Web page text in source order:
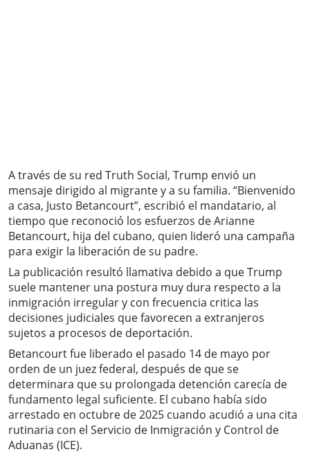
A través de su red Truth Social, Trump envió un
mensaje dirigido al migrante y a su familia. “Bienvenido
a casa, Justo Betancourt”, escribió el mandatario, al
tiempo que reconoció los esfuerzos de Arianne
Betancourt, hija del cubano, quien lideró una campaña
para exigir la liberación de su padre.
La publicación resultó llamativa debido a que Trump
suele mantener una postura muy dura respecto a la
inmigración irregular y con frecuencia critica las
decisiones judiciales que favorecen a extranjeros
sujetos a procesos de deportación.
Betancourt fue liberado el pasado 14 de mayo por
orden de un juez federal, después de que se
determinara que su prolongada detención carecía de
fundamento legal suficiente. El cubano había sido
arrestado en octubre de 2025 cuando acudió a una cita
rutinaria con el Servicio de Inmigración y Control de
Aduanas (ICE).